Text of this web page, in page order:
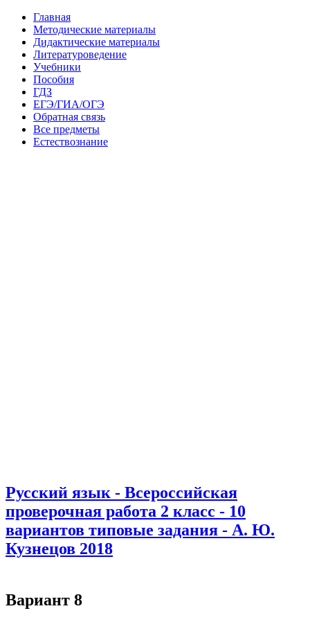
Главная
Методические материалы
Дидактические материалы
Литературоведение
Учебники
Пособия
ГДЗ
ЕГЭ/ГИА/ОГЭ
Обратная связь
Все предметы
Естествознание
Русский язык - Всероссийская
проверочная работа 2 класс - 10
вариантов типовые задания - А. Ю.
Кузнецов 2018
Вариант 8